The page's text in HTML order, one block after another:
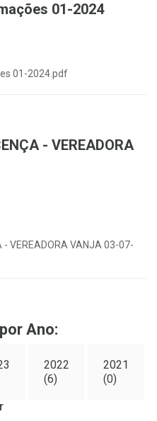
01-2024
01-2024.pdf
- VEREADORA
- VEREADORA VANJA 03-07-
Ano:
2022
(6)
2021
(0)